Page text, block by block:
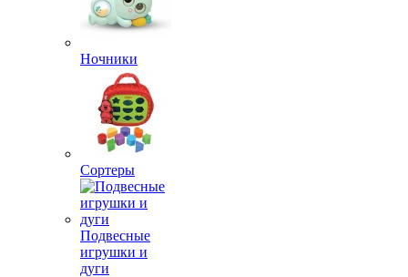
Ночники
Сортеры
Подвесные
игрушки и
дуги